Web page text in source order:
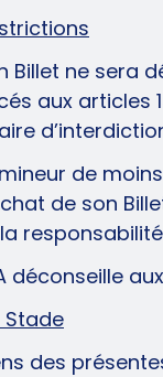
Billet ne sera
aux articles
de
de son
déconseille
Stade
des